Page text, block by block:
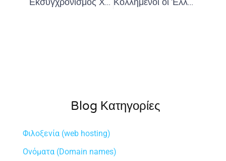
Blog Κατηγορίες
Φιλοξενία (web hosting)
Ονόματα (Domain names)